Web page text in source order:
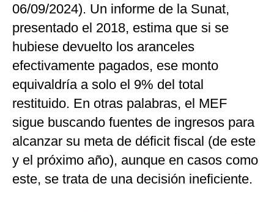
06/09/2024). Un informe de la Sunat,
presentado el 2018, estima que si se
hubiese devuelto los aranceles
efectivamente pagados, ese monto
equivaldría a solo el 9% del total
restituido. En otras palabras, el MEF
sigue buscando fuentes de ingresos para
alcanzar su meta de déficit fiscal (de este
y el próximo año), aunque en casos como
este, se trata de una decisión ineficiente.